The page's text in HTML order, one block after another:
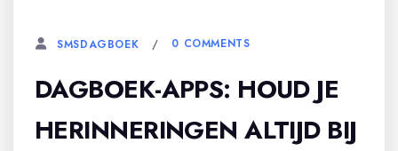
SMSDAGBOEK 0 COMMENTS
DAGBOEK-APPS: HOUD JE
HERINNERINGEN ALTIJD BIJ